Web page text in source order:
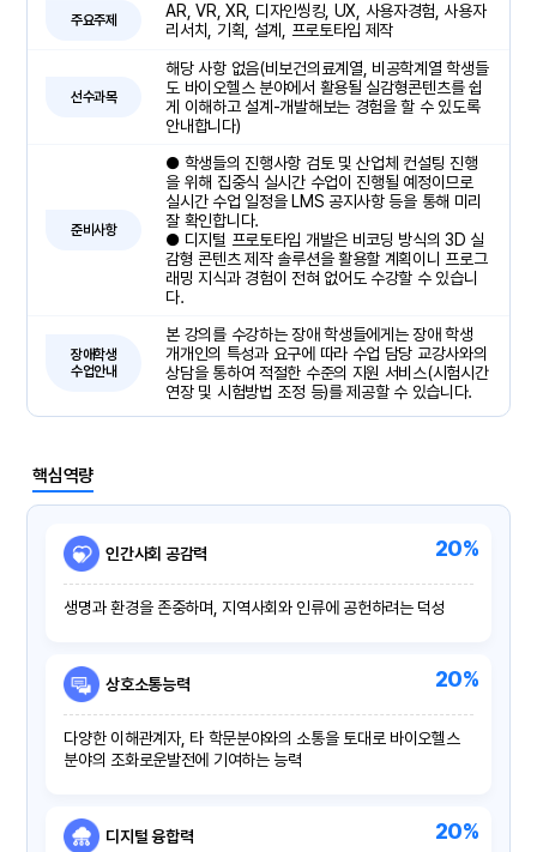
주요주제
AR, VR, XR, 디자인씽킹, UX, 사용자경험, 사용자
리서치, 기획, 설계, 프로토타입 제작
선수과목
해당 사항 없음(비보건의료계열, 비공학계열 학생들
도 바이오헬스 분야에서 활용될 실감형콘텐츠를 쉽
게 이해하고 설계-개발해보는 경험을 할 수 있도록
안내합니다)
준비사항
● 학생들의 진행사항 검토 및 산업체 컨설팅 진행
을 위해 집중식 실시간 수업이 진행될 예정이므로
실시간 수업 일정을 LMS 공지사항 등을 통해 미리
잘 확인합니다.
● 디지털 프로토타입 개발은 비코딩 방식의 3D 실
감형 콘텐츠 제작 솔루션을 활용할 계획이니 프로그
래밍 지식과 경험이 전혀 없어도 수강할 수 있습니
다.
장애학생
수업안내
본 강의를 수강하는 장애 학생들에게는 장애 학생
개개인의 특성과 요구에 따라 수업 담당 교강사와의
상담을 통하여 적절한 수준의 지원 서비스(시험시간
연장 및 시험방법 조정 등)를 제공할 수 있습니다.
핵심역량
인간사회 공감력
생명과 환경을 존중하며, 지역사회와 인류에 공헌하려는 덕성
20%
상호소통능력
다양한 이해관계자, 타 학문분야와의 소통을 토대로 바이오헬스
분야의 조화로운발전에 기여하는 능력
20%
디지털 융합력 20%